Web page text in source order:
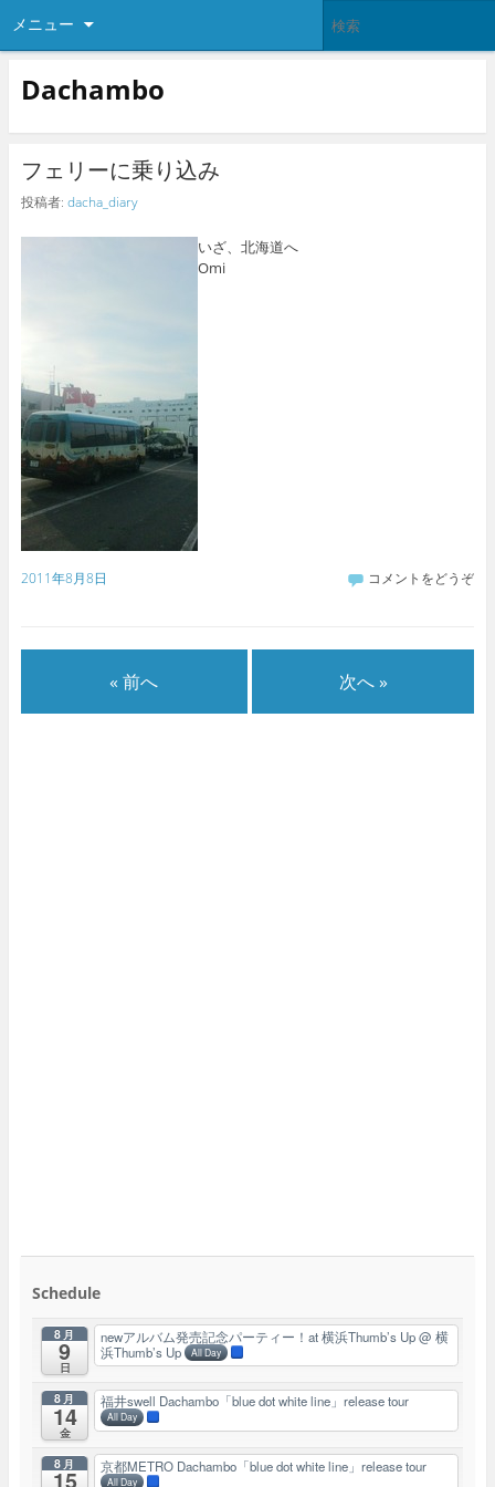
メニュー
Dachambo
フェリーに乗り込み
投稿者: dacha_diary
いざ、北海道へ
Omi
2011年8月8日 コメントをどうぞ
« 前へ 次へ »
Schedule
8月
9
日
newアルバム発売記念パーティー！at 横浜Thumb’s Up@ 横
浜Thumb’s Up
All Day
8月
14
金
福井swell Dachambo「blue dot white line」release tour
All Day
8月 京都METRO Dachambo「blue dot white line」release tour
All Day